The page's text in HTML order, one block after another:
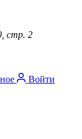
стр. 2
Войти